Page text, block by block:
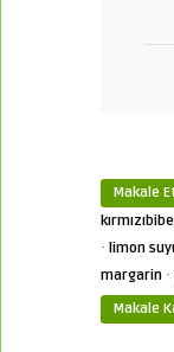
Makale
· limon
margarin ·
Makale